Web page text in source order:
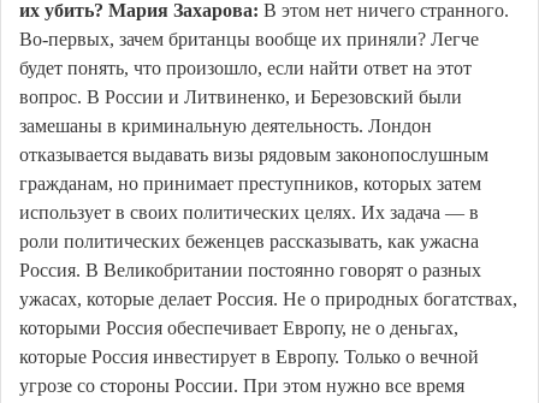
их убить? Мария Захарова: В этом нет ничего странного.
Во-первых, зачем британцы вообще их приняли? Легче
будет понять, что произошло, если найти ответ на этот
вопрос. В России и Литвиненко, и Березовский были
замешаны в криминальную деятельность. Лондон
отказывается выдавать визы рядовым законопослушным
гражданам, но принимает преступников, которых затем
использует в своих политических целях. Их задача — в
роли политических беженцев рассказывать, как ужасна
Россия. В Великобритании постоянно говорят о разных
ужасах, которые делает Россия. Не о природных богатствах,
которыми Россия обеспечивает Европу, не о деньгах,
которые Россия инвестирует в Европу. Только о вечной
угрозе со стороны России. При этом нужно все время